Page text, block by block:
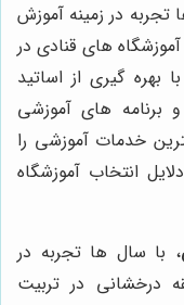
تجربه در زمینه آموزش
های قنادی در
بهره گیری از اساتید
های آموزشی
خدمات آموزشی را
انتخاب آموزشگاه
، با سال ها تجربه در
درخشانی در تربیت